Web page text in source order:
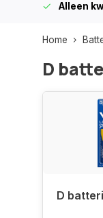
Alleen
Home
D
D